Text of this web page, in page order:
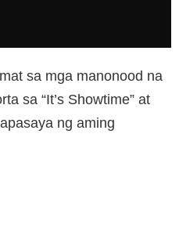
sa mga manonood na
sa “It’s Showtime” at
ng aming